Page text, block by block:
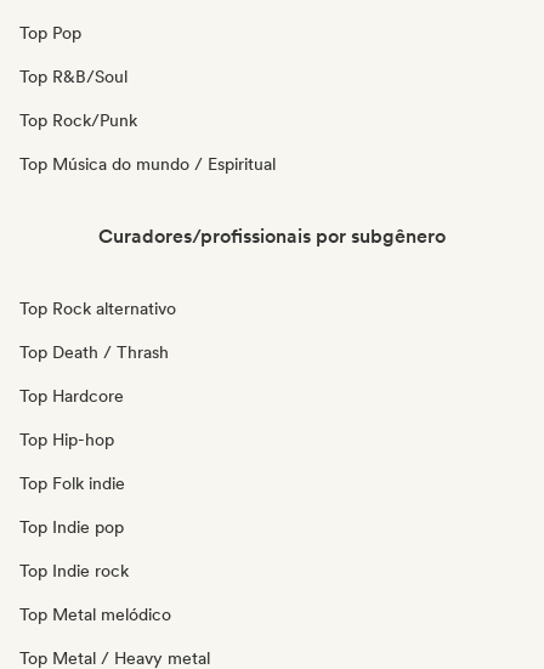
Top Pop
Top R&B/Soul
Top Rock/Punk
Top Música do mundo / Espiritual
Curadores/profissionais por subgênero
Top Rock alternativo
Top Death / Thrash
Top Hardcore
Top Hip-hop
Top Folk indie
Top Indie pop
Top Indie rock
Top Metal melódico
Top Metal / Heavy metal